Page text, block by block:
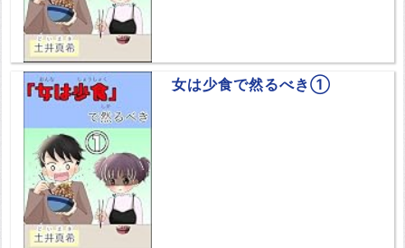
女は少食で然るべき①